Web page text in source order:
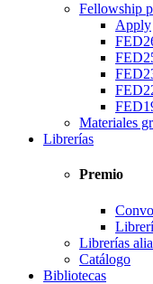
Fellowship
Apply
Materiales
Librerías
Premio
Librerías
Catálogo
Bibliotecas